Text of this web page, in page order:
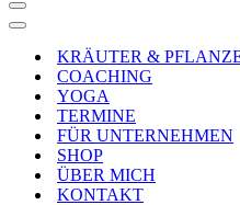
Navigationsmenü
Navigationsmenü
KRÄUTER &
COACHING
YOGA
TERMINE
FÜR UNTERNEHMEN
SHOP
ÜBER MICH
KONTAKT